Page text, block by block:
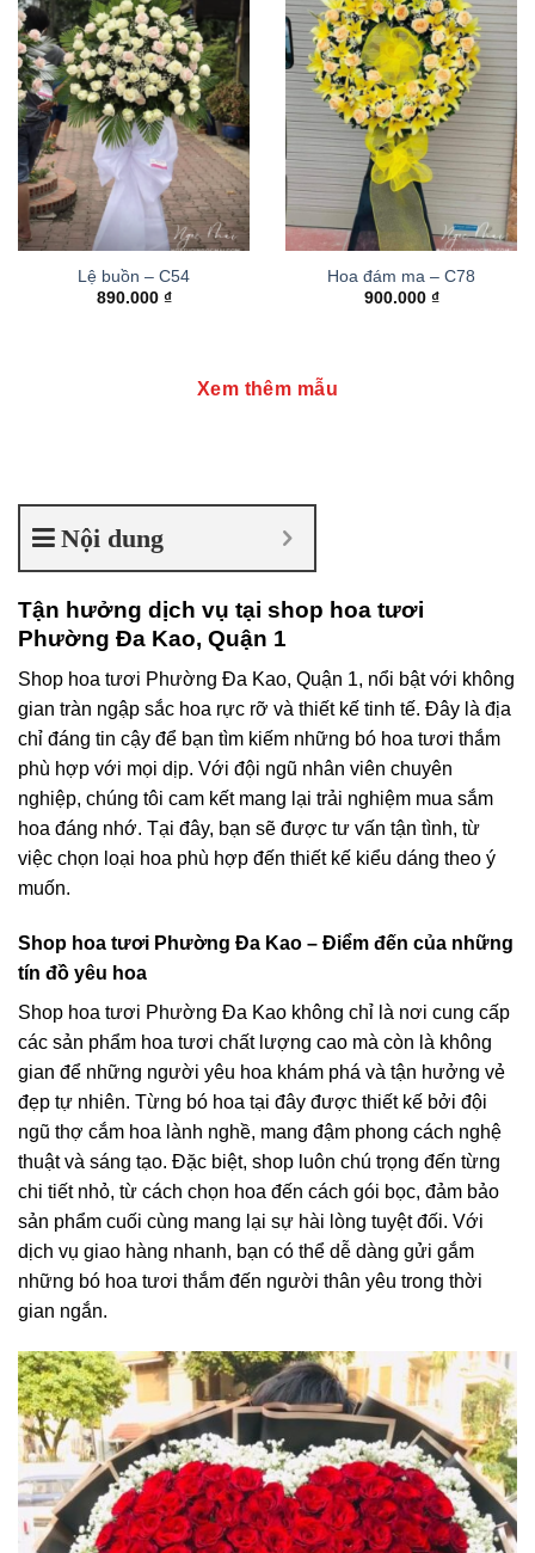
Lệ buồn – C54
890.000 ₫
Hoa đám ma – C78
900.000 ₫
Xem thêm mẫu
Nội dung
Tận hưởng dịch vụ tại shop hoa tươi
Phường Đa Kao, Quận 1
Shop hoa tươi Phường Đa Kao, Quận 1, nổi bật với không
gian tràn ngập sắc hoa rực rỡ và thiết kế tinh tế. Đây là địa
chỉ đáng tin cậy để bạn tìm kiếm những bó hoa tươi thắm
phù hợp với mọi dịp. Với đội ngũ nhân viên chuyên
nghiệp, chúng tôi cam kết mang lại trải nghiệm mua sắm
hoa đáng nhớ. Tại đây, bạn sẽ được tư vấn tận tình, từ
việc chọn loại hoa phù hợp đến thiết kế kiểu dáng theo ý
muốn.
Shop hoa tươi Phường Đa Kao – Điểm đến của những
tín đồ yêu hoa
Shop hoa tươi Phường Đa Kao không chỉ là nơi cung cấp
các sản phẩm hoa tươi chất lượng cao mà còn là không
gian để những người yêu hoa khám phá và tận hưởng vẻ
đẹp tự nhiên. Từng bó hoa tại đây được thiết kế bởi đội
ngũ thợ cắm hoa lành nghề, mang đậm phong cách nghệ
thuật và sáng tạo. Đặc biệt, shop luôn chú trọng đến từng
chi tiết nhỏ, từ cách chọn hoa đến cách gói bọc, đảm bảo
sản phẩm cuối cùng mang lại sự hài lòng tuyệt đối. Với
dịch vụ giao hàng nhanh, bạn có thể dễ dàng gửi gắm
những bó hoa tươi thắm đến người thân yêu trong thời
gian ngắn.